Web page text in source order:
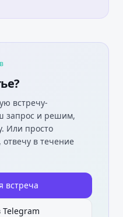
встречу-
запрос и решим,
Или просто
в течение
встреча
Telegram